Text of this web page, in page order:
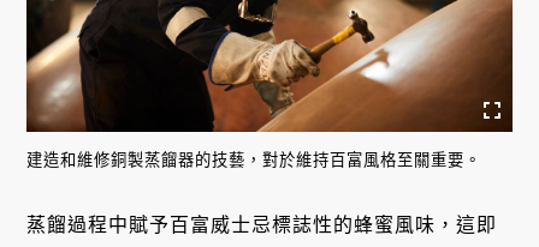
建造和維修銅製蒸餾器的技藝，對於維持百富風格至關重要。
蒸餾過程中賦予百富威士忌標誌性的蜂蜜風味，這即